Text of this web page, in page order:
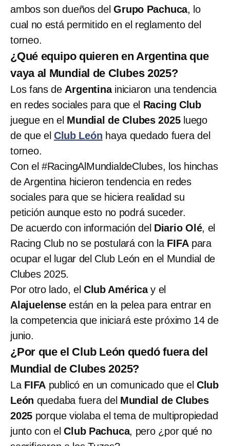
ambos son dueños delGrupo Pachuca, lo
cual no está permitido en el reglamento del
torneo.
¿Qué equipo quieren en Argentina que
vaya al Mundial de Clubes 2025?
Los fans de Argentinainiciaron una tendencia
en redes sociales para que el Racing Club
juegue en el Mundial de Clubes 2025luego
de que el Club León haya quedado fuera del
torneo.
Con el #RacingAlMundialdeClubes, los hinchas
de Argentina hicieron tendencia en redes
sociales para que se hiciera realidad su
petición aunque esto no podrá suceder.
De acuerdo con información del Diario Olé, el
Racing Club no se postulará con la FIFApara
ocupar el lugar del Club León en el Mundial de
Clubes 2025.
Por otro lado, el Club Américay el
Alajuelenseestán en la pelea para entrar en
la competencia que iniciará este próximo 14 de
junio.
¿Por que el Club León quedó fuera del
Mundial de Clubes 2025?
La FIFA publicó en un comunicado que el Club
León quedaba fuera del Mundial de Clubes
2025 porque violaba el tema de multipropiedad
junto con elClub Pachuca, pero ¿por qué no